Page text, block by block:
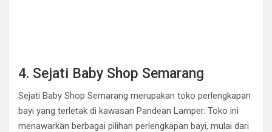
4. Sejati Baby Shop Semarang
Sejati Baby Shop Semarang merupakan toko perlengkapan
bayi yang terletak di kawasan Pandean Lamper. Toko ini
menawarkan berbagai pilihan perlengkapan bayi, mulai dari